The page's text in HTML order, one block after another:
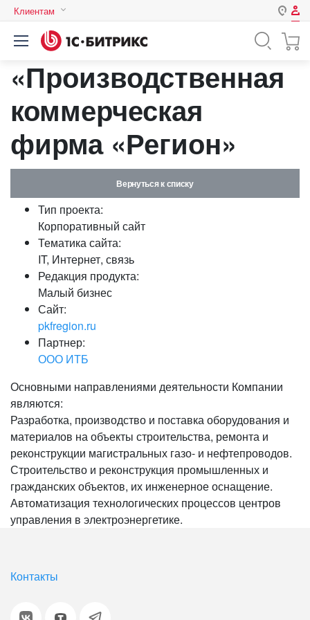
Клиентам
Казахстан
Авторизация
Логин
Пароль
Запомнить меня на этом
Забыли свой пароль?
или войдите с помощью
«Производственная
коммерческая
фирма «Регион»
Вернуться к списку
Тип проекта:
Корпоративный сайт
Тематика сайта:
IT, Интернет, связь
Редакция продукта:
Малый бизнес
Сайт:
pkfregion.ru
Партнер:
ООО ИТБ
Основными направлениями деятельности Компании
являются:
Разработка, производство и поставка оборудования и
материалов на объекты строительства, ремонта и
реконструкции магистральных газо- и нефтепроводов.
Строительство и реконструкция промышленных и
гражданских объектов, их инженерное оснащение.
Автоматизация технологических процессов центров
управления в электроэнергетике.
Контакты